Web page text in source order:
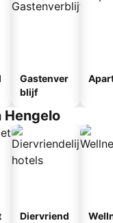
Gastenver
blijf
Hengelo
Diervriend